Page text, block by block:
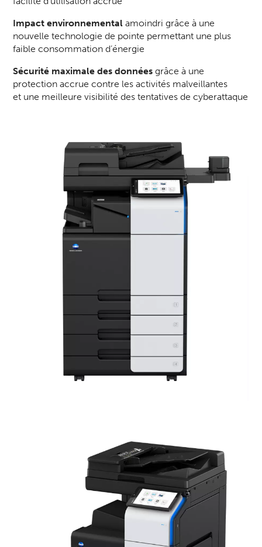
Impact environnemental amoindri grâce à une
nouvelle technologie de pointe permettant une plus
faible consommation d’énergie
Sécurité maximale des données grâce à une
protection accrue contre les activités malveillantes
et une meilleure visibilité des tentatives de cyberattaque